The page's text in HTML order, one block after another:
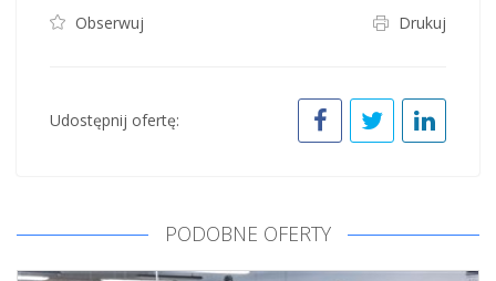
Obserwuj Drukuj
Udostępnij ofertę:
PODOBNE OFERTY